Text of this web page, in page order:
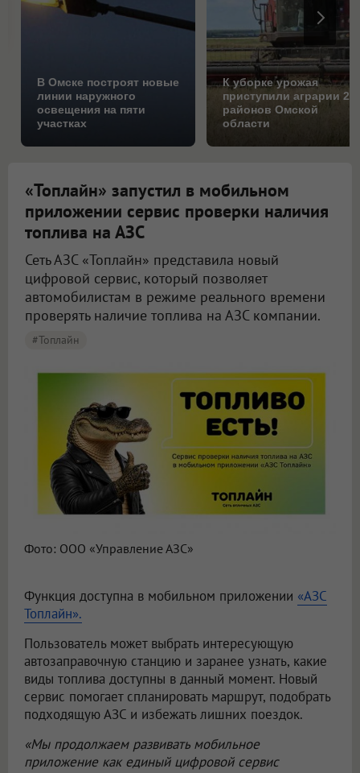
В Омске построят новые
линии наружного
освещения на пяти
участках
К уборке урожая
приступили аграрии 25
районов Омской
области
«Топлайн» запустил в мобильном
приложении сервис проверки наличия
топлива на АЗС
Сеть АЗС «Топлайн» представила новый
цифровой сервис, который позволяет
автомобилистам в режиме реального времени
проверять наличие топлива на АЗС компании.
#Топлайн
Фото: ООО «Управление АЗС»
Функция доступна в мобильном приложении «АЗС
Топлайн».
Пользователь может выбрать интересующую
автозаправочную станцию и заранее узнать, какие
виды топлива доступны в данный момент. Новый
сервис помогает спланировать маршрут, подобрать
подходящую АЗС и избежать лишних поездок.
«Мы продолжаем развивать мобильное
приложение как единый цифровой сервис